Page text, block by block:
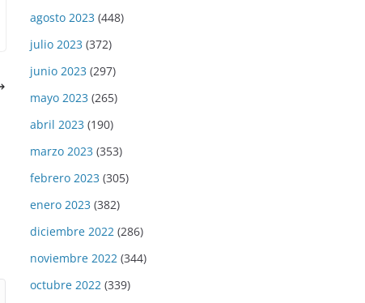
agosto 2023 (448)
julio 2023 (372)
junio 2023 (297)
mayo 2023 (265)
abril 2023 (190)
marzo 2023 (353)
febrero 2023 (305)
enero 2023 (382)
diciembre 2022 (286)
noviembre 2022 (344)
octubre 2022 (339)